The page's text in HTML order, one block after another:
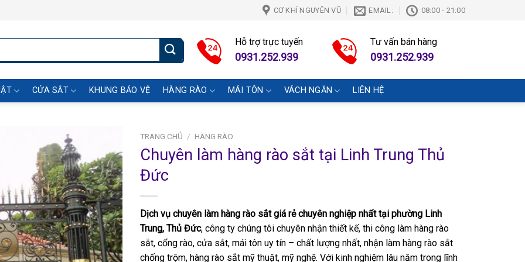
CƠ KHÍ NGUYÊN VŨ EMAIL: 08:00 - 21:00
Hỗ trợ trực tuyến
0931.252.939
Tư vấn bán hàng
0931.252.939
CỬA SẮT KHUNG BẢO VỆ HÀNG RÀO MÁI TÔN VÁCH NGĂN LIÊN HỆ
TRANG CHỦ / HÀNG RÀO
Chuyên làm hàng rào sắt tại Linh Trung Thủ
Đức
Dịch vụ chuyên làm hàng rào sắt giá rẻ chuyên nghiệp nhất tại phường Linh
Trung, Thủ Đức, công ty chúng tôi chuyên nhận thiết kế, thi công làm hàng rào
sắt, cổng rào, cửa sắt, mái tôn uy tín – chất lượng nhất, nhận làm hàng rào sắt
chống trộm, hàng rào sắt mỹ thuật, mỹ nghệ. Với kinh nghiệm lâu năm trong lĩnh